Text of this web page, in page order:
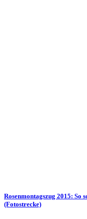
Rosenmontagszug 2015: So
(Fotostrecke)